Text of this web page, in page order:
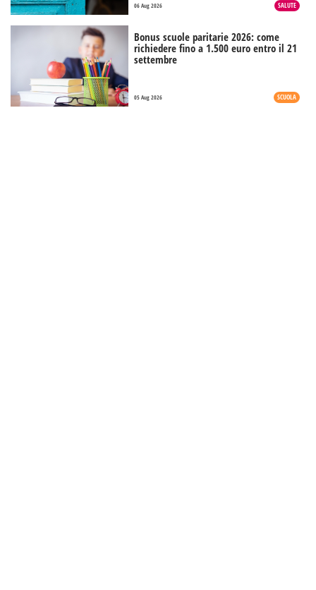
06 Aug 2026 SALUTE
Bonus scuole paritarie 2026: come
richiedere fino a 1.500 euro entro il 21
settembre
05 Aug 2026 SCUOLA